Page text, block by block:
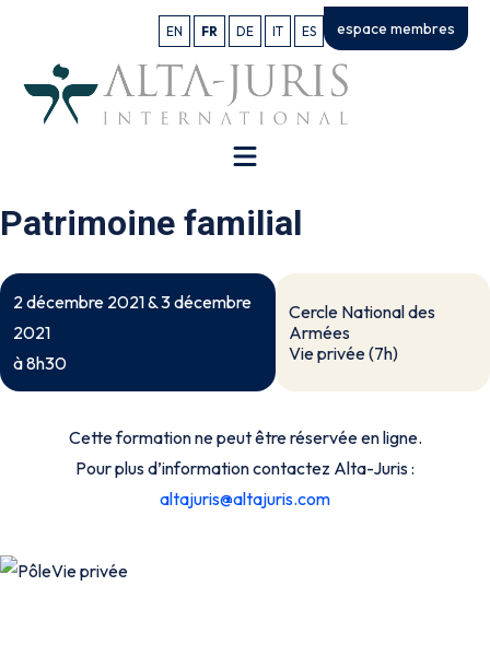
EN FR DE IT ES espace membres
Patrimoine familial
2 décembre 2021 & 3 décembre
2021
à 8h30
Cercle National des
Armées
Vie privée (7h)
Cette formation ne peut être réservée en ligne.
Pour plus d’information contactez Alta-Juris :
altajuris@altajuris.com